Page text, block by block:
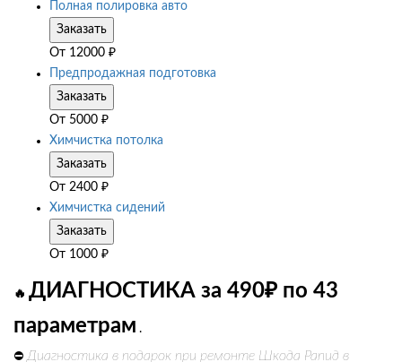
Полная полировка авто
Заказать
От 12000 ₽
Предпродажная подготовка
Заказать
От 5000 ₽
Химчистка потолка
Заказать
От 2400 ₽
Химчистка сидений
Заказать
От 1000 ₽
🔥 ДИАГНОСТИКА за 490₽ по 43
параметрам .
⛔ Диагностика в подарок при ремонте Шкода Рапид в